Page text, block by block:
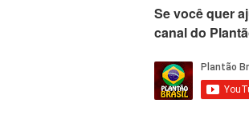
Se você quer
canal do